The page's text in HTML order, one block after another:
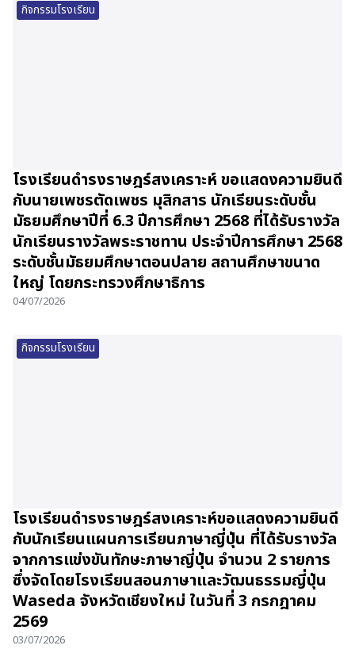
กิจกรรมโรงเรียน
โรงเรียนดำรงราษฎร์สงเคราะห์ ขอแสดงความยินดี
กับนายเพชรตัดเพชร มุสิกสาร นักเรียนระดับชั้น
มัธยมศึกษาปีที่ 6.3 ปีการศึกษา 2568 ที่ได้รับรางวัล
นักเรียนรางวัลพระราชทาน ประจำปีการศึกษา 2568
ระดับชั้นมัธยมศึกษาตอนปลาย สถานศึกษาขนาด
ใหญ่ โดยกระทรวงศึกษาธิการ
04/07/2026
กิจกรรมโรงเรียน
โรงเรียนดำรงราษฎร์สงเคราะห์ขอแสดงความยินดี
กับนักเรียนแผนการเรียนภาษาญี่ปุ่น ที่ได้รับรางวัล
จากการแข่งขันทักษะภาษาญี่ปุ่น จำนวน 2 รายการ
ซึ่งจัดโดยโรงเรียนสอนภาษาและวัฒนธรรมญี่ปุ่น
Waseda จังหวัดเชียงใหม่ ในวันที่ 3 กรกฎาคม
2569
03/07/2026